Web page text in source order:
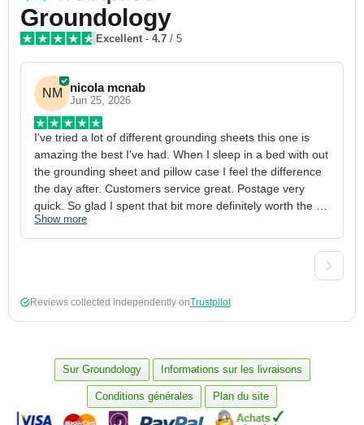
Groundology
Excellent - 4.7 / 5
NM nicola mcnab
Jun 25, 2026
I've tried a lot of different grounding sheets this one is
amazing the best I've had. When I sleep in a bed with out
the grounding sheet and pillow case I feel the difference
the day after. Customers service great. Postage very
quick. So glad I spent that bit more definitely worth the
money xx
Show more
Reviews collected independently onTrustpilot
Sur Groundology Informations sur les livraisons
Conditions générales Plan du site